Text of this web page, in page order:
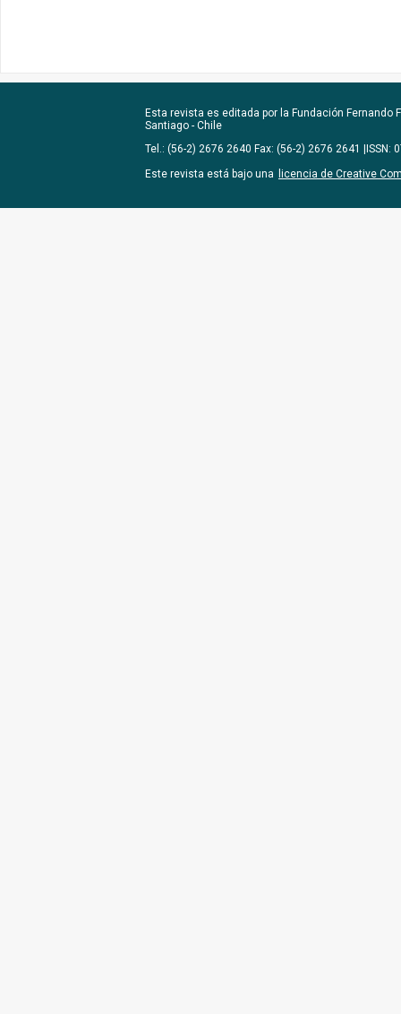
Esta revista es editada por la Fundación Fernando
Santiago - Chile
Tel.: (56-2) 2676 2640 Fax: (56-2) 2676 2641 |ISSN:
Este revista está bajo una
licencia de Creative